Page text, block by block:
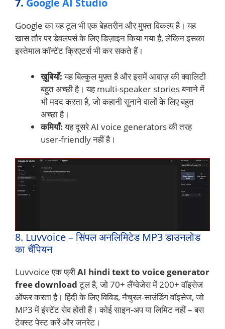
7. Google AI Studio
Google का यह टूल भी एक बेहतरीन और मुफ़्त विकल्प है। यह
खास तौर पर डेवलपर्स के लिए डिज़ाइन किया गया है, लेकिन इसका
इस्तेमाल कॉन्टेंट क्रिएटर्स भी कर सकते हैं।
ख़ूबियाँ:यह बिल्कुल मुफ़्त है और इसमें आवाज़ की क्वालिटी
बहुत अच्छी है। यह multi-speaker stories बनाने में
भी मदद करता है, जो कहानी सुनाने वालों के लिए बहुत
अच्छा है।
कमियाँ:यह दूसरे AI voice generators की तरह
user-friendly नहीं है।
8. Luvvoice – सिंपल अनलिमिटेड MP3 डाउनलोड
का चैंपियन
Luvvoice एक फ्रीAI hindi text to voice generator
free downloadटूल है, जो 70+ लैंग्वेजेस में 200+ वॉइसेज
ऑफर करता है। हिंदी के लिए विविड, नैचुरल-साउंडिंग वॉइसेज, जो
MP3 में इंस्टेंट सेव होती हैं। कोई साइन-अप या लिमिट नहीं – बस
टेक्स्ट पेस्ट करें और जनरेट।